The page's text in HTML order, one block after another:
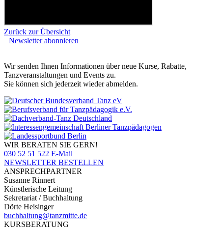
Zurück zur Übersicht
Newsletter abonnieren
Wir senden Ihnen Informationen über neue Kurse, Rabatte,
Tanzveranstaltungen und Events zu.
Sie können sich jederzeit wieder abmelden.
WIR BERATEN SIE GERN!
030 52 51 522 E-Mail
NEWSLETTER BESTELLEN
ANSPRECHPARTNER
Susanne Rinnert
Künstlerische Leitung
Sekretariat / Buchhaltung
Dörte Heisinger
buchhaltung@tanzmitte.de
KURSBERATUNG